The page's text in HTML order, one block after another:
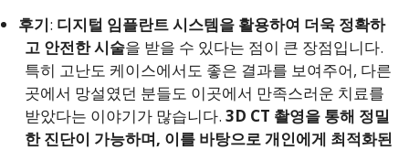
후기: 디지털 임플란트 시스템을 활용하여 더욱 정확하
고 안전한 시술을 받을 수 있다는 점이 큰 장점입니다.
특히 고난도 케이스에서도 좋은 결과를 보여주어, 다른
곳에서 망설였던 분들도 이곳에서 만족스러운 치료를
받았다는 이야기가 많습니다. 3D CT 촬영을 통해 정밀
한 진단이 가능하며, 이를 바탕으로 개인에게 최적화된